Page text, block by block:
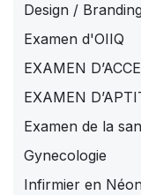
Design /
Examen d'OIIQ
EXAMEN
EXAMEN
Examen de la
Gynecologie
Infirmier en